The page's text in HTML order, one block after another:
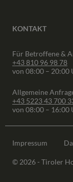
KONTAKT
Für Betroffene &
+43 810 96 98 78
von 08:00 – 20:00
Allgemeine
+43 5223 43 700
von 08:00 – 16:00
Impressum
© 2026 - Tiroler